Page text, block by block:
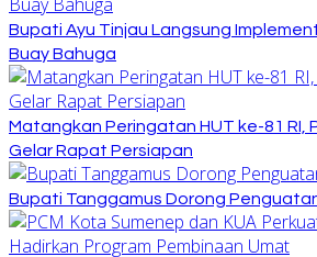
Bupati Ayu Tinjau Langsung
Buay Bahuga
Matangkan Peringatan HUT ke-81 RI,
Gelar Rapat Persiapan
Bupati Tanggamus Dorong